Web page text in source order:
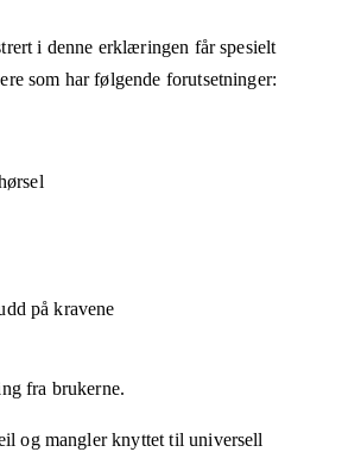
i denne erklæringen får spesielt
som har følgende forutsetninger:
på kravene
fra brukerne.
og mangler knyttet til universell